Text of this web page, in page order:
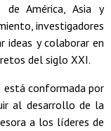
América, Asia y
investigadores
ideas y colaborar en
del siglo XXI.
conformada por
al desarrollo de la
a los líderes de